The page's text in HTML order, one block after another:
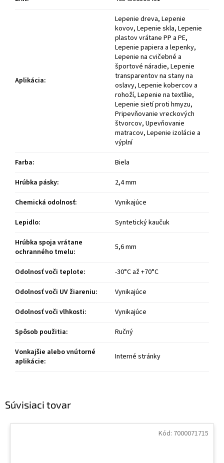
Súvisiaci tovar
Kód: 7000071715
Aplikácia:
Lepenie dreva, Lepenie
kovov, Lepenie skla, Lepenie
plastov vrátane PP a PE,
Lepenie papiera a lepenky,
Lepenie na cvičebné a
športové náradie, Lepenie
transparentov na stany na
oslavy, Lepenie kobercov a
rohoží, Lepenie na textílie,
Lepenie sietí proti hmyzu,
Pripevňovanie vreckových
štvorcov, Upevňovanie
matracov, Lepenie izolácie a
výplní
Farba:
Biela
Hrúbka pásky:
2,4 mm
Chemická odolnosť:
Vynikajúce
Lepidlo:
Syntetický kaučuk
Hrúbka spoja vrátane
ochranného tmelu: 5,6 mm
Odolnosť voči teplote:
-30°C až +70°C
Odolnosť voči UV žiareniu:
Vynikajúce
Odolnosť voči vlhkosti:
Vynikajúce
Spôsob použitia:
Ručný
Vonkajšie alebo vnútorné
aplikácie: Interné stránky